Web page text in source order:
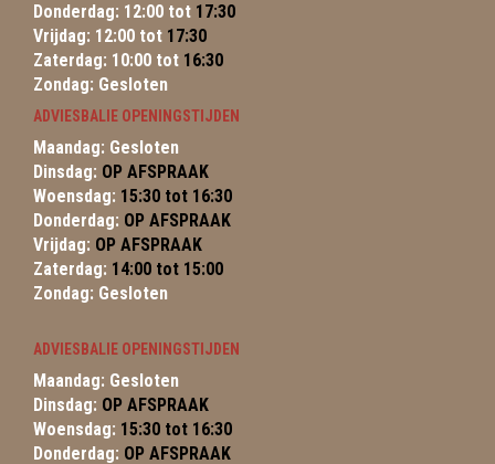
Donderdag: 12:00 tot 17:30
Vrijdag: 12:00 tot 17:30
Zaterdag: 10:00 tot 16:30
Zondag: Gesloten
ADVIESBALIE OPENINGSTIJDEN
Maandag: Gesloten
Dinsdag: OP AFSPRAAK
Woensdag: 15:30 tot 16:30
Donderdag: OP AFSPRAAK
Vrijdag: OP AFSPRAAK
Zaterdag: 14:00 tot 15:00
Zondag: Gesloten
ADVIESBALIE OPENINGSTIJDEN
Maandag: Gesloten
Dinsdag: OP AFSPRAAK
Woensdag: 15:30 tot 16:30
Donderdag: OP AFSPRAAK